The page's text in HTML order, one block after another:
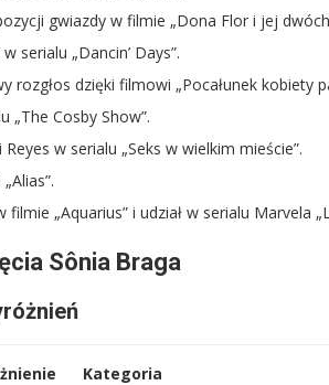
gwiazdy w filmie „Dona Flor i jej
serialu „Dancin’ Days”.
rozgłos dzięki filmowi „Pocałunek kobiety
„The Cosby Show”.
w serialu „Seks w wielkim mieście”.
„Aquarius” i udział w serialu Marvela
Sônia Braga
Kategoria